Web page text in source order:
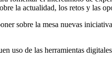
la actualidad, los retos y las
sobre la mesa nuevas
uso de las herramientas